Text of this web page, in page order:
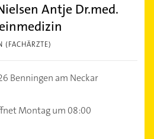
Antje Dr.med.
(FACHÄRZTE)
Benningen am Neckar
Montag um 08:00